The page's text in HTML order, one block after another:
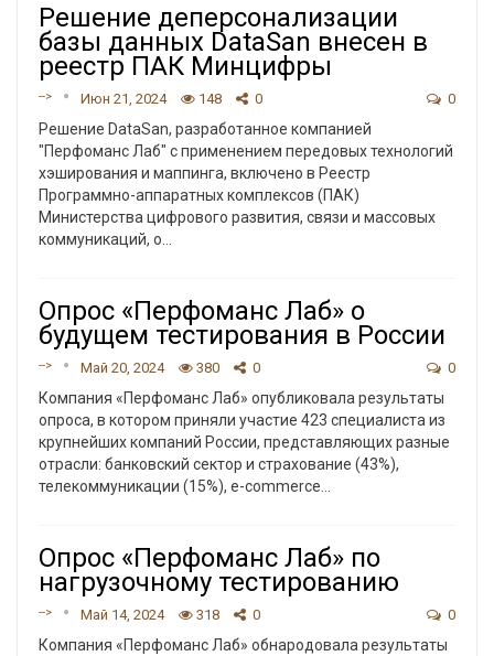
Решение деперсонализации
базы данных DataSan внесен в
реестр ПАК Минцифры
--> Июн 21, 2024 148 0 0
Решение DataSan, разработанное компанией
"Перфоманс Лаб" с применением передовых технологий
хэширования и маппинга, включено в Реестр
Программно-аппаратных комплексов (ПАК)
Министерства цифрового развития, связи и массовых
коммуникаций, о…
Опрос «Перфоманс Лаб» о
будущем тестирования в России
--> Май 20, 2024 380 0 0
Компания «Перфоманс Лаб» опубликовала результаты
опроса, в котором приняли участие 423 специалиста из
крупнейших компаний России, представляющих разные
отрасли: банковский сектор и страхование (43%),
телекоммуникации (15%), e-commerce
Опрос «Перфоманс Лаб» по
нагрузочному тестированию
--> Май 14, 2024 318 0 0
Компания «Перфоманс Лаб» обнародовала результаты